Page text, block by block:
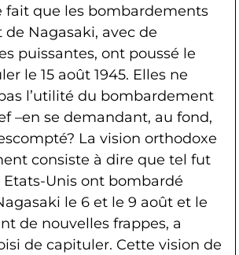
fait que les bombardements
de Nagasaki, avec de
puissantes, ont poussé le
le 15 août 1945. Elles ne
l’utilité du bombardement
–en se demandant, au fond,
La vision orthodoxe
consiste à dire que tel fut
Etats-Unis ont bombardé
le 6 et le 9 août et le
de nouvelles frappes, a
de capituler. Cette vision de